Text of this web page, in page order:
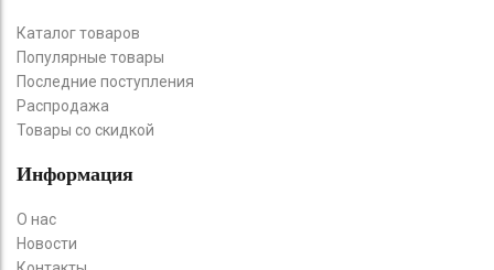
Каталог товаров
Популярные товары
Последние поступления
Распродажа
Товары со скидкой
Информация
О нас
Новости